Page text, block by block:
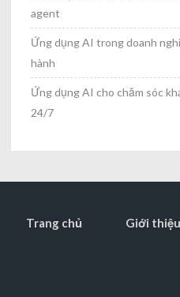
agent
Ứng dụng AI trong doanh
hành
Ứng dụng AI cho chăm sóc
24/7
Trang chủ Giới thiệu